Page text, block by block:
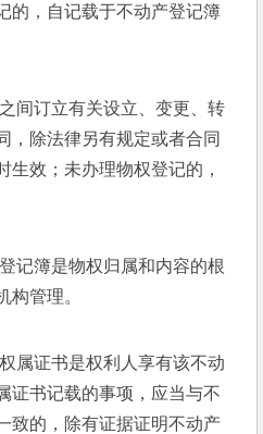
的，自记载于不动产登记簿
订立有关设立、变更、转
，除法律另有规定或者合同
生效；未办理物权登记的，
簿是物权归属和内容的根
构管理。
证书是权利人享有该不动
证书记载的事项，应当与不
致的，除有证据证明不动产